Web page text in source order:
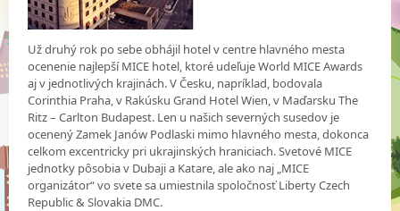
Už druhý rok po sebe obhájil hotel v centre hlavného mesta
ocenenie najlepší MICE hotel, ktoré udeľuje World MICE Awards
aj v jednotlivých krajinách. V Česku, napríklad, bodovala
Corinthia Praha, v Rakúsku Grand Hotel Wien, v Maďarsku The
Ritz – Carlton Budapest. Len u našich severných susedov je
ocenený Zamek Janów Podlaski mimo hlavného mesta, dokonca
celkom excentricky pri ukrajinských hraniciach. Svetové MICE
jednotky pôsobia v Dubaji a Katare, ale ako naj „MICE
organizátor“ vo svete sa umiestnila spoločnosť Liberty Czech
Republic & Slovakia DMC.